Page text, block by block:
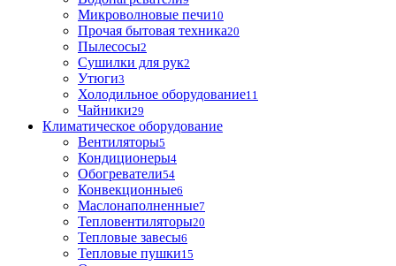
Микроволновые печи10
Прочая бытовая техника20
Пылесосы2
Сушилки для рук2
Утюги3
Холодильное оборудование11
Чайники29
Климатическое оборудование
Вентиляторы5
Кондиционеры4
Обогреватели54
Конвекционные6
Маслонаполненные7
Тепловентиляторы20
Тепловые завесы6
Тепловые пушки15